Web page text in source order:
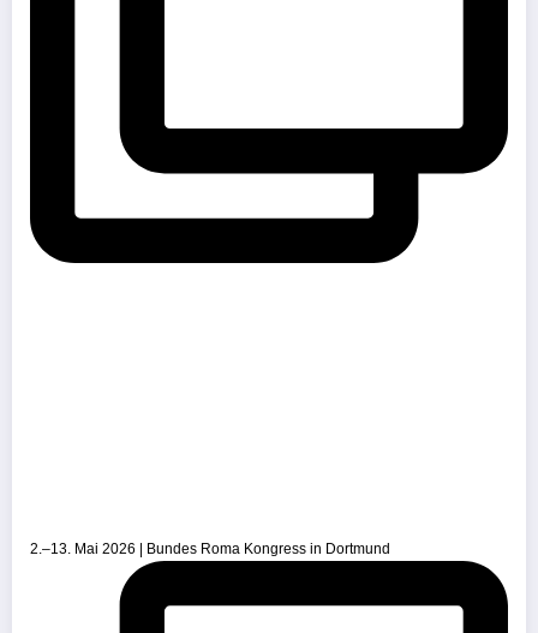
2.–13. Mai 2026 | Bundes Roma Kongress in Dortmund